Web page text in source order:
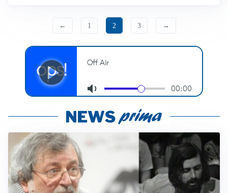
← 1 2 3 →